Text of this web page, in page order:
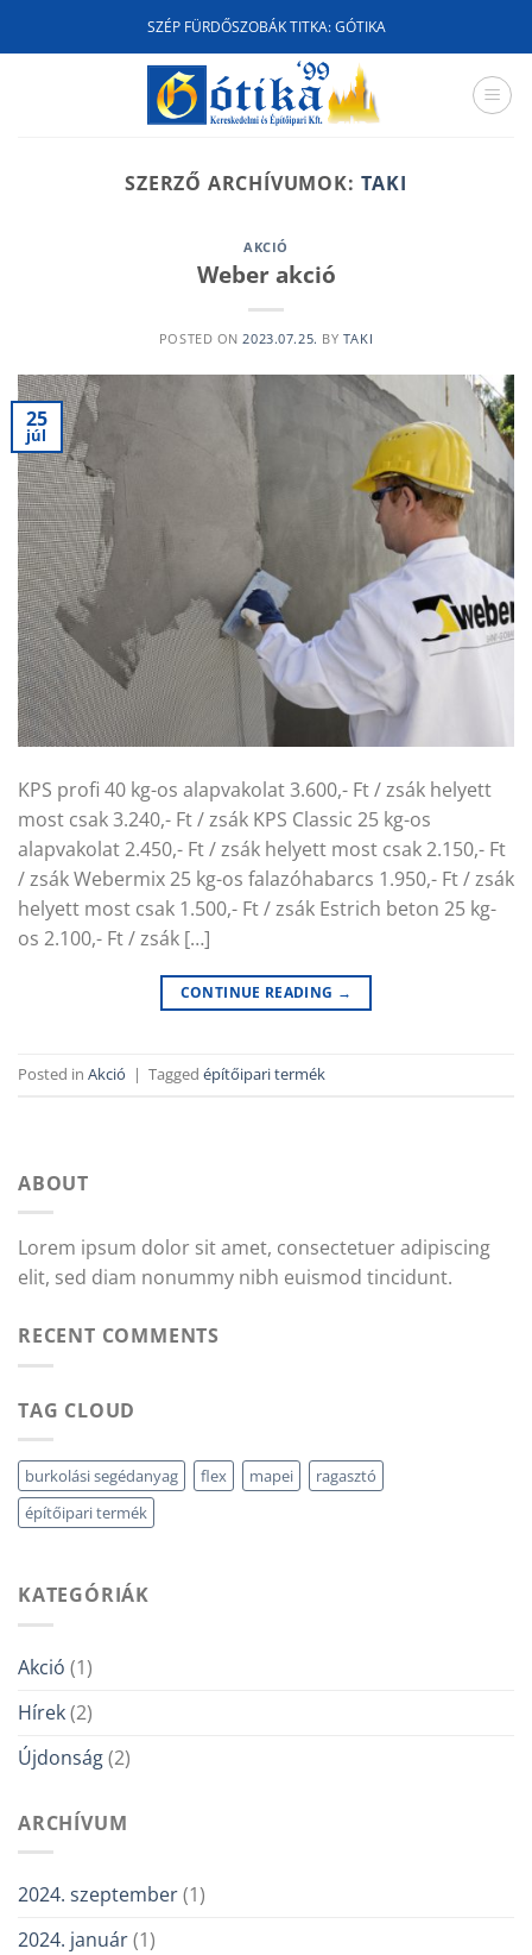
SZÉP FÜRDŐSZOBÁK TITKA: GÓTIKA
SZERZŐ ARCHÍVUMOK: TAKI
AKCIÓ
Weber akció
POSTED ON 2023.07.25. BY TAKI
25
júl
KPS profi 40 kg-os alapvakolat 3.600,- Ft / zsák helyett
most csak 3.240,- Ft / zsák KPS Classic 25 kg-os
alapvakolat 2.450,- Ft / zsák helyett most csak 2.150,- Ft
/ zsák Webermix 25 kg-os falazóhabarcs 1.950,- Ft / zsák
helyett most csak 1.500,- Ft / zsák Estrich beton 25 kg-
os 2.100,- Ft / zsák […]
CONTINUE READING →
Posted in Akció | Tagged építőipari termék
ABOUT
Lorem ipsum dolor sit amet, consectetuer adipiscing
elit, sed diam nonummy nibh euismod tincidunt.
RECENT COMMENTS
TAG CLOUD
burkolási segédanyag flex mapei
ragasztó
építőipari termék
KATEGÓRIÁK
Akció (1)
Hírek(2)
Újdonság(2)
ARCHÍVUM
2024. szeptember(1)
2024. január(1)